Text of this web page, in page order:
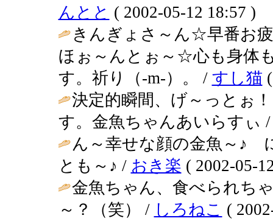
んとと ( 2002-05-12 18:57 )
きんぎょさ～ん☆早番お
ほぉ～んとぉ～☆心も身体
す。祈り（-m-）。 / すし猫
決定的瞬間、げ～っとぉ
す。金魚ちゃんあいらすぃ
ん～幸せな顔の金魚～♪
とも～♪ / おき楽 ( 2002-05-
金魚ちゃん、食べられち
～？（笑） / しろねこ (